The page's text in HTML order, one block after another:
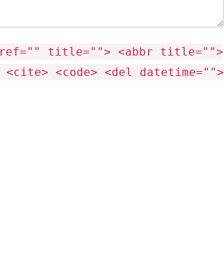
title=""> <abbr title="">
<code> <del datetime="">